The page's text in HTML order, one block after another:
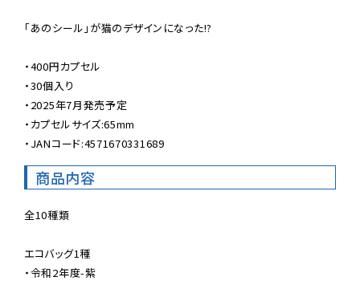
「あのシール」が猫のデザインになった!?
・400円カプセル
・30個入り
・2025年7月発売予定
・カプセルサイズ:65mm
・JANコード:4571670331689
商品内容
全10種類
エコバッグ1種
・令和2年度-紫